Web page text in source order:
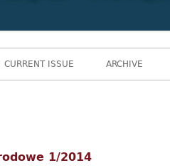
CURRENT ISSUE ARCHIVE
1/2014